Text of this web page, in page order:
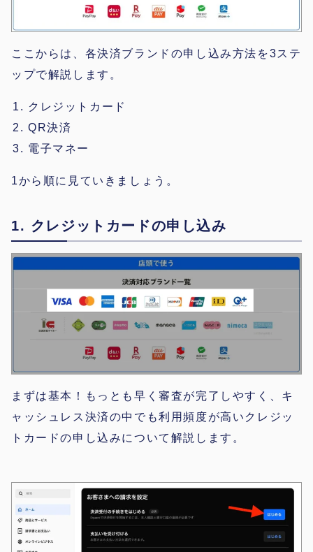
ここからは、各決済ブランドの申し込み方法を3ステ
ップで解説します。
クレジットカード
QR決済
電子マネー
1から順に見ていきましょう。
1. クレジットカードの申し込み
まずは基本！もっとも早く審査が完了しやすく、キ
ャッシュレス決済の中でも利用頻度が高いクレジッ
トカードの申し込みについて解説します。